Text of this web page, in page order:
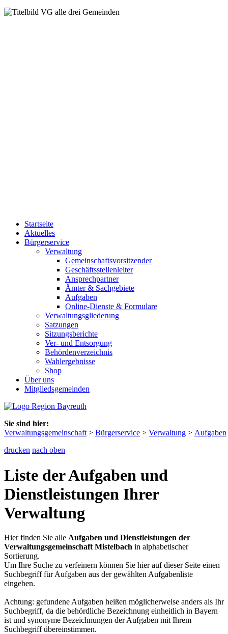
Startseite
Aktuelles
Bürgerservice
Verwaltung
Gemeinschaftsvorsitzender
Geschäftsstellenleiter
Ansprechpartner
Ämter & Sachgebiete
Aufgaben
Online-Dienste & Formulare
Verwaltungsgliederung
Satzungen
Sitzungsberichte
Ver- und Entsorgung
Behördenverzeichnis
Wahlergebnisse
Shop
Über uns
Mitgliedsgemeinden
Sie sind hier:
Verwaltungsgemeinschaft > Bürgerservice > Verwaltung > Aufgaben
drucken nach oben
Liste der Aufgaben und
Dienstleistungen Ihrer
Verwaltung
Hier finden Sie alle Aufgaben und Dienstleistungen der
Verwaltungsgemeinschaft Mistelbach in alphabetischer
Sortierung.
Um Ihre Suche zu verfeinern können Sie hier auf dieser Seite einen
Suchbegriff für Aufgaben aus der gewählten Aufgabenliste
eingeben.
Achtung: gefundene Aufgaben heißen möglicherweise anders als Ihr
Suchbegriff, da die behördliche Bezeichnung einheitlich in Bayern
ist und synonyme Bezeichnungen der Aufgaben mit Ihrem
Suchbegriff übereinstimmen.